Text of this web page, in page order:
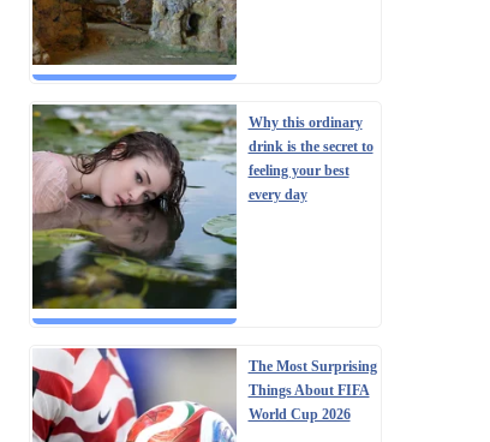
Why this ordinary
drink is the secret to
feeling your best
every day
The Most Surprising
Things About FIFA
World Cup 2026